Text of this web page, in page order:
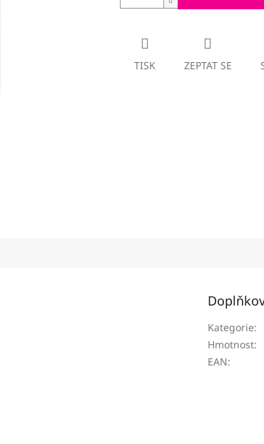
TISK ZEPTAT SE
Kategorie:
Hmotnost:
EAN: